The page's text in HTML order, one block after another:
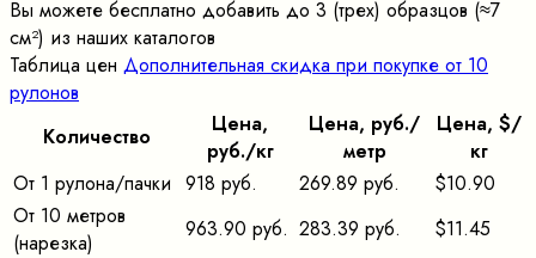
Вы можете бесплатно добавить до 3 (трех) образцов (≈7
cм²) из наших каталогов
Таблица цен Дополнительная скидка при покупке от 10
рулонов
Количество
Цена,
pуб./кг
Цена, pуб./
метр
Цена, $/
кг
От 1 рулона/пачки 918 руб. 269.89 руб.
$10.90
От 10 метров
(нарезка)
963.90 руб. 283.39 руб. $11.45